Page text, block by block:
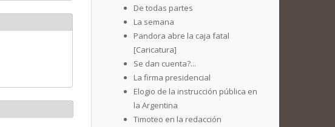
De todas partes
La semana
Pandora abre la caja fatal
[Caricatura]
Se dan cuenta?...
La firma presidencial
Elogio de la instrucción pública en
la Argentina
Timoteo en la redacción